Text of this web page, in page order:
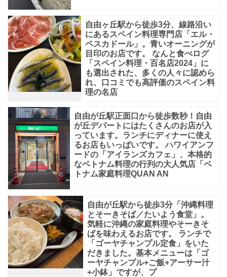
自由ヶ丘駅から徒歩3分、線路沿い
にあるスペイン料理専門店「エル・
ペスカドール」。青いオーニングが
目印のお店です。 なんと食べログ
「スペイン料理・百名店2024」に
も選出された、多くの人々に認めら
れ、口コミでも高評価のスペイン料
理の名店
自由が丘駅正面口から徒歩数秒！自由
が丘デパートにはたくさんのお店が入
っています。ランチにディナーに使え
るお店もいっぱいです。 ハワイアンフ
ードの「アイランズカフェ」、本格的
なベトナム料理の行列の大人気店「ベ
トナム家庭料理QUAN AN
自由が丘駅から徒歩3分「沖縄料理
とそーきそば／たいよう食堂」。
気軽に沖縄の家庭料理やそーきそ
ばを味わえるお店です。 ランチで
「ゴーヤチャンプル定食」をいた
だきました。基本メニューは「ゴ
ーヤチャンプル+ご飯+アーサー汁
+小鉢」ですが、プ